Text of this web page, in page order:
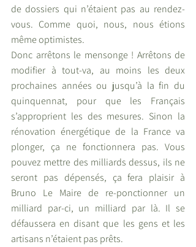
de dossiers qui n’étaient pas au rendez-
vous. Comme quoi, nous, nous étions
même optimistes.
Donc arrêtons le mensonge ! Arrêtons de
modifier à tout-va, au moins les deux
prochaines années ou jusqu’à la fin du
quinquennat, pour que les Français
s’approprient les des mesures. Sinon la
rénovation énergétique de la France va
plonger, ça ne fonctionnera pas. Vous
pouvez mettre des milliards dessus, ils ne
seront pas dépensés, ça fera plaisir à
Bruno Le Maire de re-ponctionner un
milliard par-ci, un milliard par là. Il se
défaussera en disant que les gens et les
artisans n’étaient pas prêts.